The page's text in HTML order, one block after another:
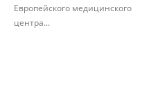
Европейского медицинского
центра...